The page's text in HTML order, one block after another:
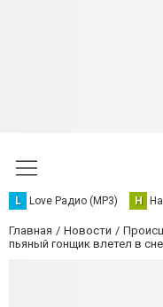
L Love Радио (MP3) Н
Главная Новости
пьяный гонщик влетел в